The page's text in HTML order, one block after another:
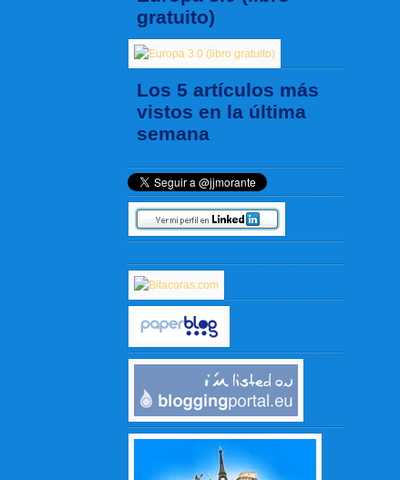
gratuito)
Los 5 artículos más
vistos en la última
semana